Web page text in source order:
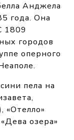
Анджела
года. Она
1809
городов
оперного
пела на
«Отелло»
озера»